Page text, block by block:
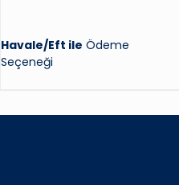
Havale/Eft ile Ödeme
Seçeneği